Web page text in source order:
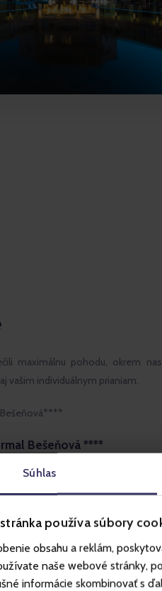
Súhlas
používa súbory
obsahu a reklám,
naše webové stránky,
informácie skombinovať s
maximálnu pohodu, okrem
vašim individuálnym prianiam.
Bešeňová ****
príchode
vo vodnom parku Bešeňová
termálnej zóny
bazénoch*
reštaurácii